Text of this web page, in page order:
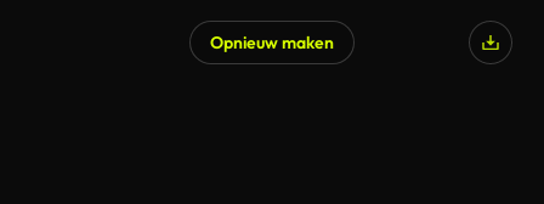
Opnieuw maken